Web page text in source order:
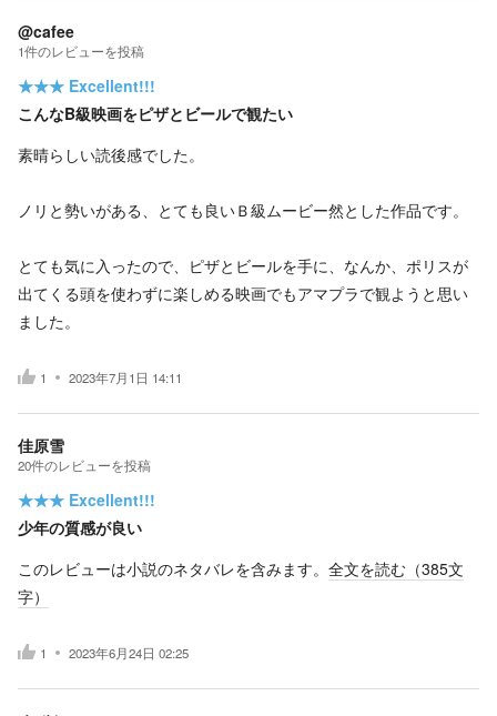
@cafee
1件のレビューを投稿
★★★ Excellent!!!
こんなB級映画をピザとビールで観たい
素晴らしい読後感でした。
ノリと勢いがある、とても良いＢ級ムービー然とした作品です。
とても気に入ったので、ピザとビールを手に、なんか、ポリスが
出てくる頭を使わずに楽しめる映画でもアマプラで観ようと思い
ました。
1 2023年7月1日 14:11
佳原雪
20件のレビューを投稿
★★★ Excellent!!!
少年の質感が良い
このレビューは小説のネタバレを含みます。 全文を読む（385文
字）
1 2023年6月24日 02:25